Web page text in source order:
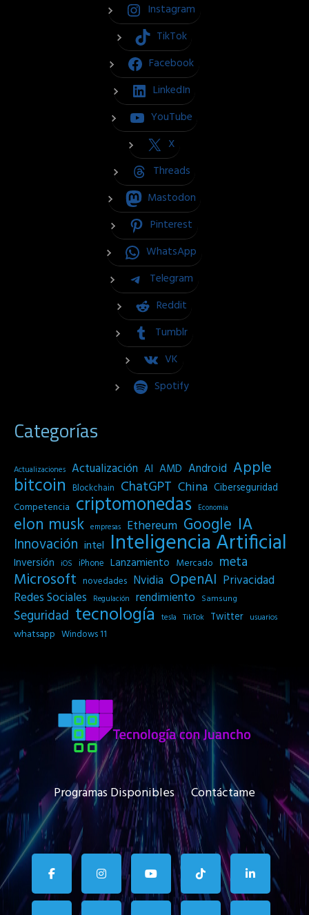
Instagram
TikTok
Facebook
LinkedIn
YouTube
X
Threads
Mastodon
Pinterest
WhatsApp
Telegram
Reddit
Tumblr
VK
Spotify
Categorías
Actualizaciones Actualización AI AMD Android Apple
bitcoin Blockchain ChatGPT China Ciberseguridad
Competencia criptomonedas Economia
elon musk empresas Ethereum Google IA
Innovación intel Inteligencia Artificial
Inversión iOS iPhone Lanzamiento Mercado meta
Microsoft novedades Nvidia OpenAI Privacidad
Redes Sociales
Regulación rendimiento Samsung
Seguridad tecnología tesla TikTok Twitter usuarios
whatsapp Windows 11
Programas Disponibles Contáctame